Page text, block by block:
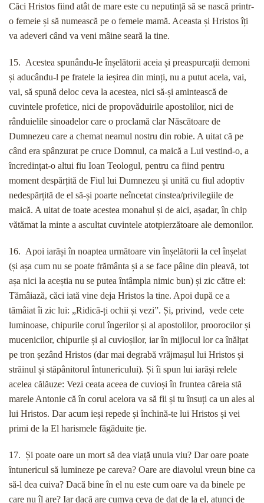
Căci Hristos fiind atât de mare este cu neputință să se nască printr-
o femeie și să numească pe o femeie mamă. Aceasta și Hristos îți
va adeveri când va veni mâine seară la tine.
15. Acestea spunându-le înșelătorii aceia și preaspurcații demoni
și aducându-l pe fratele la ieșirea din minți, nu a putut acela, vai,
vai, să spună deloc ceva la acestea, nici să-și amintească de
cuvintele profetice, nici de propovăduirile apostolilor, nici de
rânduielile sinoadelor care o proclamă clar Născătoare de
Dumnezeu care a chemat neamul nostru din robie. A uitat că pe
când era spânzurat pe cruce Domnul, ca maică a Lui vestind-o, a
încredințat-o altui fiu Ioan Teologul, pentru ca fiind pentru
moment despărțită de Fiul lui Dumnezeu și unită cu fiul adoptiv
nedespărțită de el să-și poarte neîncetat cinstea/privilegiile de
maică. A uitat de toate acestea monahul și de aici, așadar, în chip
vătămat la minte a ascultat cuvintele atotpierzătoare ale demonilor.
16. Apoi iarăși în noaptea următoare vin înșelătorii la cel înșelat
(și așa cum nu se poate frământa și a se face pâine din pleavă, tot
așa nici la aceștia nu se putea întâmpla nimic bun) și zic către el:
Tămâiază, căci iată vine deja Hristos la tine. Apoi după ce a
tămâiat îi zic lui: „Ridică-ți ochii și vezi”. Și, privind, vede cete
luminoase, chipurile corul îngerilor și al apostolilor, proorocilor și
mucenicilor, chipurile și al cuvioșilor, iar în mijlocul lor ca înălțat
pe tron șezând Hristos (dar mai degrabă vrăjmașul lui Hristos și
străinul și stăpânitorul întunericului). Și îi spun lui iarăși relele
acelea călăuze: Vezi ceata aceea de cuvioși în fruntea căreia stă
marele Antonie că în corul acelora va să fii și tu însuți ca un ales al
lui Hristos. Dar acum ieși repede și închină-te lui Hristos și vei
primi de la El harismele făgăduite ție.
17. Și poate oare un mort să dea viață unuia viu? Dar oare poate
întunericul să lumineze pe careva? Oare are diavolul vreun bine ca
să-l dea cuiva? Dacă bine în el nu este cum oare va da binele pe
care nu îl are? Iar dacă are cumva ceva de dat de la el, atunci de